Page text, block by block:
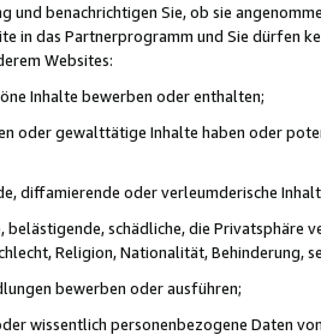
und benachrichtigen Sie, ob sie
in das Partnerprogramm und Sie dürfen
Websites:
Inhalte bewerben oder enthalten;
oder gewalttätige Inhalte haben oder
diffamierende oder verleumderische
belästigende, schädliche, die Privatsphäre
Religion, Nationalität, Behinderung,
bewerben oder ausführen;
wissentlich personenbezogene Daten